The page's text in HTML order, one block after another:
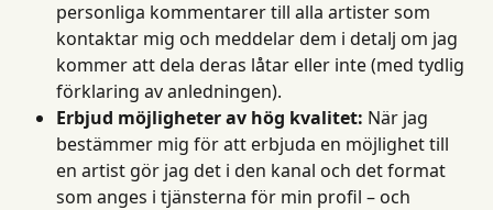
personliga kommentarer till alla artister som
kontaktar mig och meddelar dem i detalj om jag
kommer att dela deras låtar eller inte (med tydlig
förklaring av anledningen).
Erbjud möjligheter av hög kvalitet: När jag
bestämmer mig för att erbjuda en möjlighet till
en artist gör jag det i den kanal och det format
som anges i tjänsterna för min profil – och